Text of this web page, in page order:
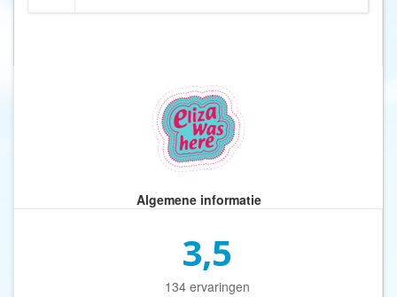
Algemene informatie
3,5
134 ervaringen